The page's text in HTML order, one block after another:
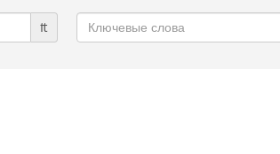
₶
Ключевые
слова